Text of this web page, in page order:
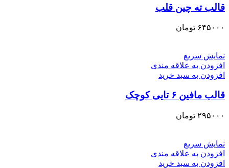
قالب ته چین قلب
۶۴۵۰۰۰ تومان
نمایش سریع
افزودن به علاقه مندی
افزودن به سبد خرید
قالب مافین ۶ تایی کوچک
۲۹۵۰۰۰ تومان
نمایش سریع
افزودن به علاقه مندی
افزودن به سبد خرید